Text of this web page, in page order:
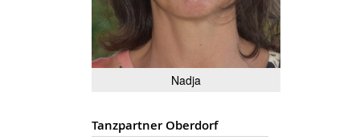
Nadja
Tanzpartner Oberdorf